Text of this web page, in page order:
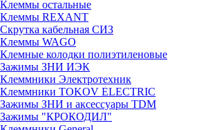
Клеммы остальные
Клеммы REXANT
Скрутка кабельная СИЗ
Клеммы WAGO
Клемные колодки полиэтиленовые
Зажимы ЗНИ ИЭК
Клеммники Электротехник
Клеммники TOKOV ELECTRIC
Зажимы ЗНИ и аксессуары TDM
Зажимы "КРОКОДИЛ"